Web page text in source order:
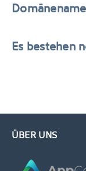
Es bestehen
ÜBER UNS